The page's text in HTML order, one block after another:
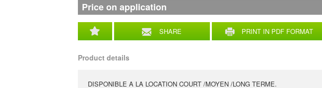
SHARE PRINT IN PDF FORMAT
Price on application
Product details
DISPONIBLE A LA LOCATION COURT /MOYEN /LONG TERME.